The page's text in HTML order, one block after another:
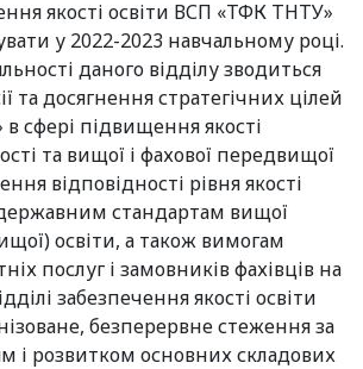
якості освіти ВСП «ТФК ТНТУ»
у 2022-2023 навчальному році.
даного відділу зводиться
та досягнення стратегічних цілей
сфері підвищення якості
та вищої і фахової передвищої
відповідності рівня якості
державним стандартам вищої
освіти, а також вимогам
послуг і замовників фахівців на
забезпечення якості освіти
безперервне стеження за
і розвитком основних складових